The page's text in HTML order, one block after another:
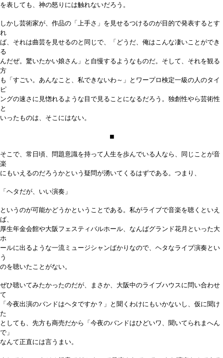
を表しても、神の怒りには触れないだろう。
しかし芸術家が、作品の「上手さ」を見せるつけるのが目的で発表するとす
れ
ば、それは曲芸を見せるのと同じで、「どうだ、俺はこんな凄いことができ
る
んだぜ。驚いたかい娘さん」と自慢するようなものだ。そして、それを観る
方
も「すごい。あんなこと、私できないわ～」とワープロ検定一級の人のタイ
ピ
ングの速さに見愡れるような目で見ることになるだろう。独創性やら芸術性
と
いったものは、そこにはない。
■
そこで、常日頃、問題意識を持って人生を歩んでいる人なら、同じことが音
楽
にもいえるのだろうかという疑問が湧いてくるはずである。つまり、
「ヘタだが、いい演奏」
というのが可能かどうかということである。私がライブで音楽を聴くといえ
ば、
厚生年金会館や大阪フェスティバルホール、なんばグランド花月といった大
ホ
ールに出るような一流ミュージシャンばかりなので、ヘタなライブ演奏とい
う
のを聴いたことがない。
ぜひ聴いてみたかったのだが、まさか、大阪中のライブハウスに問い合わせ
て
「今夜出演のバンドはヘタですか？」と聞くわけにもいかないし、仮に聞け
た
としても、先方も商売だから「今夜のバンドはひどいワ、聞いてられまへん
で」
なんて正直には言うまい。